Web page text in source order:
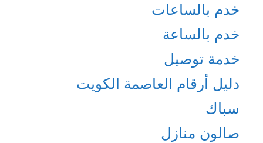
خدم بالساعات
خدم بالساعة
خدمة توصيل
دليل أرقام العاصمة الكويت
سباك
صالون منازل